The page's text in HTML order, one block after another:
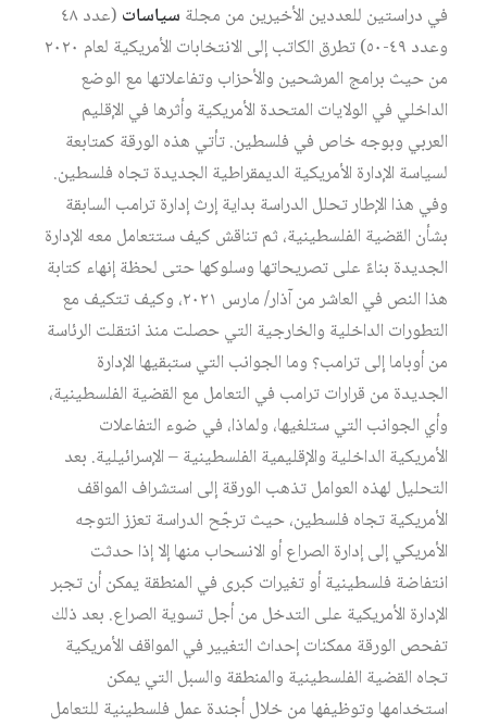
في دراستين للعددين الأخيرين من مجلة سياسات
(عدد ٤٨
وعدد ٤٩-٥٠) تطرق الكاتب إلى الانتخابات الأمريكية لعام ٢٠٢٠
من حيث برامج المرشحين والأحزاب وتفاعلاتها مع الوضع
الداخلي في الولايات المتحدة الأمريكية وأثرها في الإقليم
العربي وبوجه خاص في فلسطين. تأتي هذه الورقة كمتابعة
لسياسة الإدارة الأمريكية الديمقراطية الجديدة تجاه فلسطين.
وفي هذا الإطار تحلل الدراسة بداية إرث إدارة ترامب السابقة
بشأن القضية الفلسطينية، ثم تناقش كيف ستتعامل معه الإدارة
الجديدة بناءً على تصريحاتها وسلوكها حتى لحظة إنهاء كتابة
هذا النص في العاشر من آذار/ مارس ٢٠٢١، وكيف تتكيف مع
التطورات الداخلية والخارجية التي حصلت منذ انتقلت الرئاسة
من أوباما إلى ترامب؟ وما الجوانب التي ستبقيها الإدارة
الجديدة من قرارات ترامب في التعامل مع القضية الفلسطينية،
وأي الجوانب التي ستلغيها، ولماذا، في ضوء التفاعلات
الأمريكية الداخلية والإقليمية الفلسطينية – الإسرائيلية. بعد
التحليل لهذه العوامل تذهب الورقة إلى استشراف المواقف
الأمريكية تجاه فلسطين، حيث ترجّح الدراسة تعزز التوجه
الأمريكي إلى إدارة الصراع أو الانسحاب منها إلا إذا حدثت
انتفاضة فلسطينية أو تغيرات كبرى في المنطقة يمكن أن تجبر
الإدارة الأمريكية على التدخل من أجل تسوية الصراع. بعد ذلك
تفحص الورقة ممكنات إحداث التغيير في المواقف الأمريكية
تجاه القضية الفلسطينية والمنطقة والسبل التي يمكن
استخدامها وتوظيفها من خلال أجندة عمل فلسطينية للتعامل